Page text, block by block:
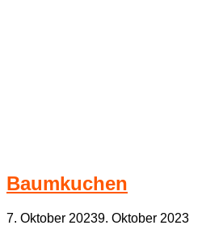
Baumkuchen
7. Oktober 20239. Oktober 2023